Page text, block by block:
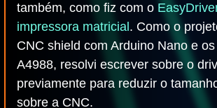
também, como fiz com o
impressora matricial . Como o
CNC shield com Arduino Nano e
A4988, resolvi escrever sobre o
previamente para reduzir o
sobre a CNC.